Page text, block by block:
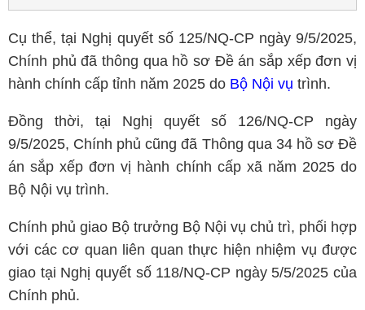
Cụ thể, tại Nghị quyết số 125/NQ-CP ngày 9/5/2025,
Chính phủ đã thông qua hồ sơ Đề án sắp xếp đơn vị
hành chính cấp tỉnh năm 2025 do Bộ Nội vụ trình.
Đồng thời, tại Nghị quyết số 126/NQ-CP ngày
9/5/2025, Chính phủ cũng đã Thông qua 34 hồ sơ Đề
án sắp xếp đơn vị hành chính cấp xã năm 2025 do
Bộ Nội vụ trình.
Chính phủ giao Bộ trưởng Bộ Nội vụ chủ trì, phối hợp
với các cơ quan liên quan thực hiện nhiệm vụ được
giao tại Nghị quyết số 118/NQ-CP ngày 5/5/2025 của
Chính phủ.